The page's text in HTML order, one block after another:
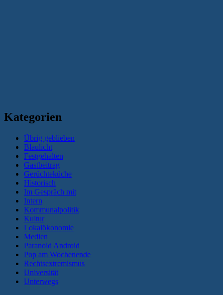
Kategorien
Übrig geblieben
Blaulicht
Festgehalten
Gastbeitrag
Gerüchteküche
Historisch
Im Gespräch mit
Intern
Kommunalpolitik
Kultur
Lokalökonomie
Medien
Paranoid Android
Pop am Wochenende
Rechtsextremismus
Universität
Unterwegs